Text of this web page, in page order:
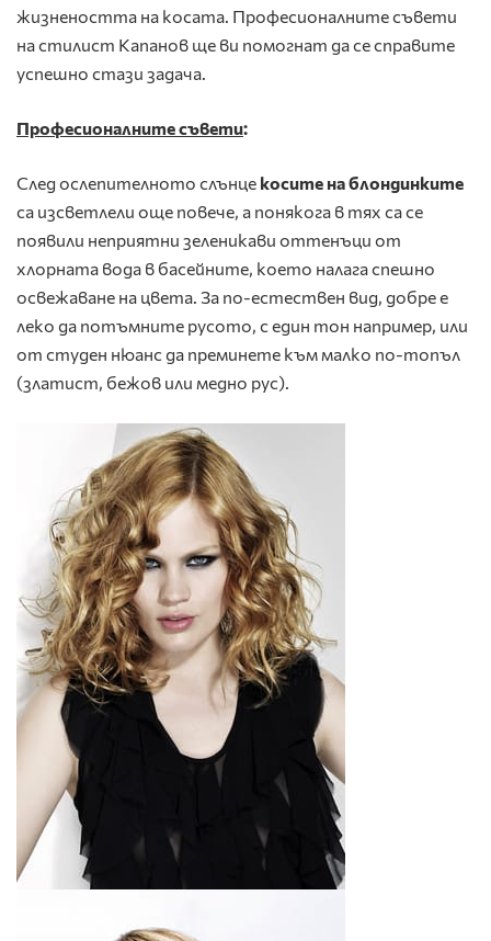
жизнеността на косата. Професионалните съвети
на стилист Капанов ще ви помогнат да се справите
успешно стази задача.
Професионалните съвети:
След ослепителното слънце косите на блондинките
са изсветлели още повече, а понякога в тях са се
появили неприятни зеленикави оттенъци от
хлорната вода в басейните, което налага спешно
освежаване на цвета. За по-естествен вид, добре е
леко да потъмните русото, с един тон например, или
от студен нюанс да преминете към малко по-топъл
(златист, бежов или медно рус).